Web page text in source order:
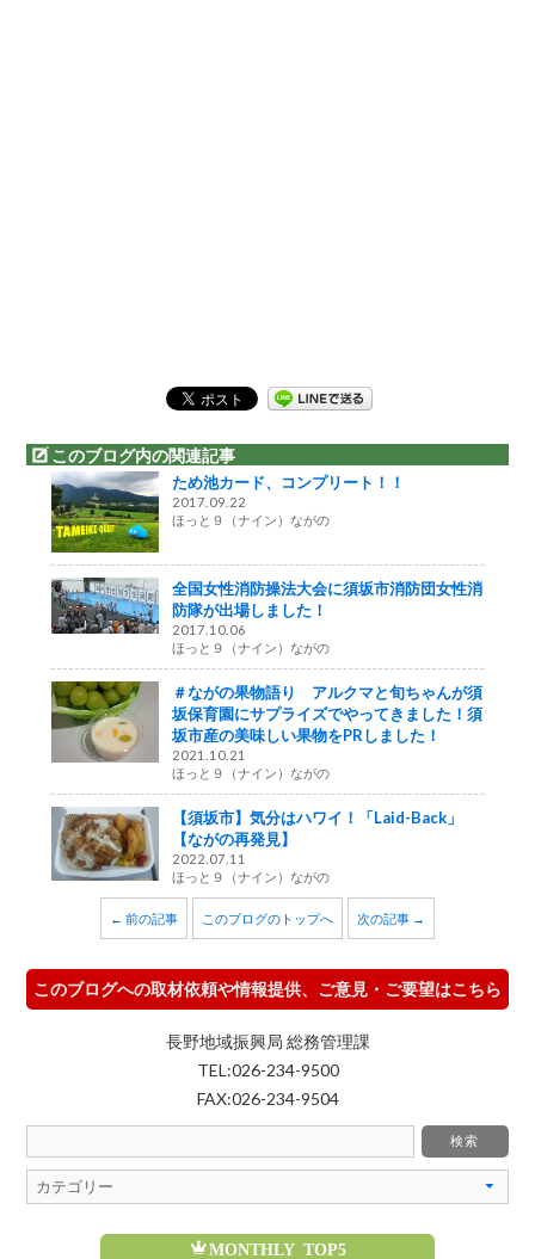
このブログ内の関連記事
ため池カード、コンプリート！！
2017.09.22
ほっと９（ナイン）ながの
全国女性消防操法大会に須坂市消防団女性消
防隊が出場しました！
2017.10.06
ほっと９（ナイン）ながの
＃ながの果物語り アルクマと旬ちゃんが須
坂保育園にサプライズでやってきました！須
坂市産の美味しい果物をPRしました！
2021.10.21
ほっと９（ナイン）ながの
【須坂市】気分はハワイ！「Laid-Back」
【ながの再発見】
2022.07.11
ほっと９（ナイン）ながの
← 前の記事 このブログのトップへ 次の記事 →
このブログへの取材依頼や情報提供、ご意見・ご要望はこちら
長野地域振興局 総務管理課
TEL:026-234-9500
FAX:026-234-9504
魅力発信ブログの人気記事